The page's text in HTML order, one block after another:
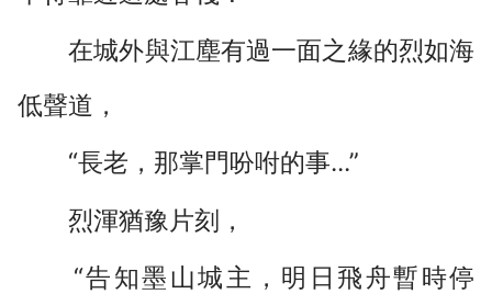
在城外與江塵有過一面之緣的烈如海
低聲道，
“長老，那掌門吩咐的事...”
烈渾猶豫片刻，
“告知墨山城主，明日飛舟暫時停